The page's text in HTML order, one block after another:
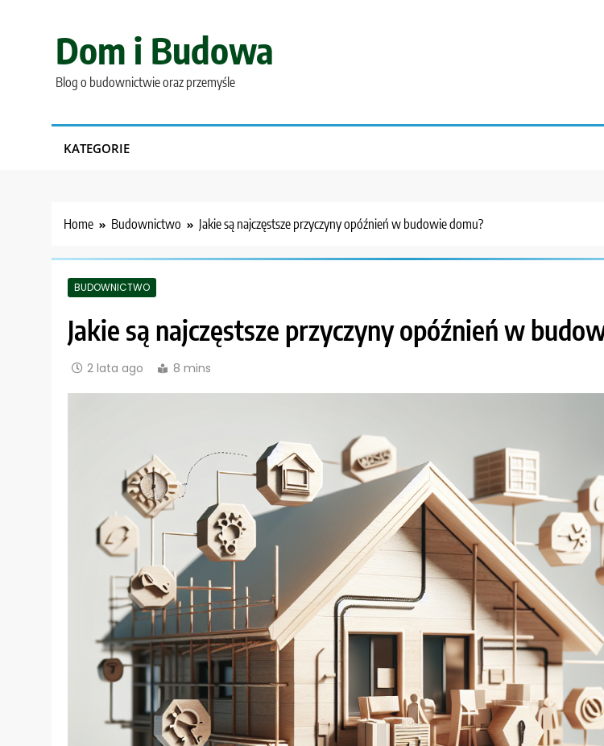
Dom i Budowa
Blog o budownictwie oraz przemyśle
KATEGORIE
Home Budownictwo Jakie są najczęstsze przyczyny opóźnień w budowie domu?
BUDOWNICTWO
Jakie są najczęstsze przyczyny opóźnień w
2 lata ago 8 mins